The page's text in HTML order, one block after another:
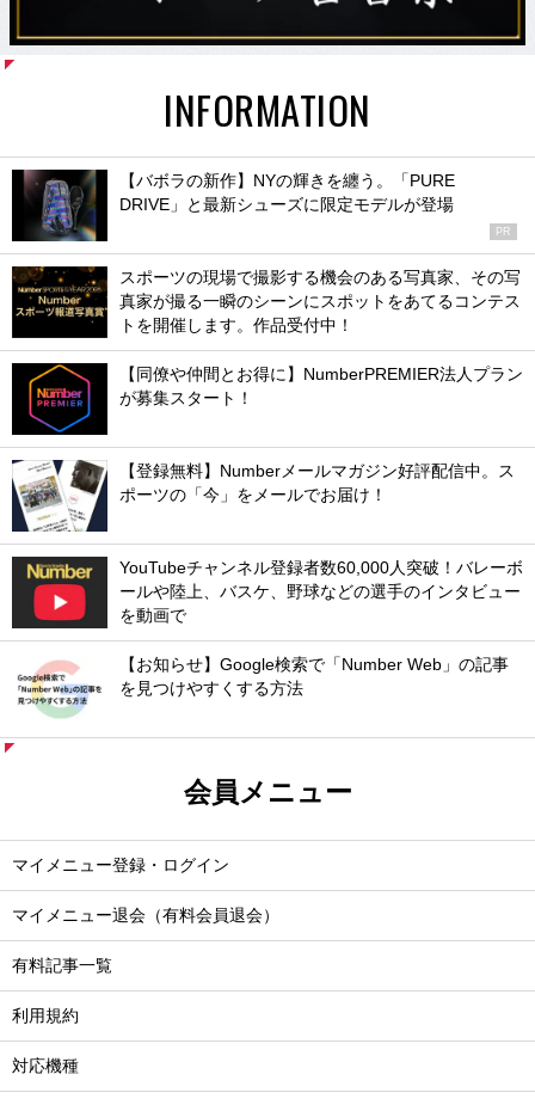
INFORMATION
【バボラの新作】NYの輝きを纏う。「PURE
DRIVE」と最新シューズに限定モデルが登場
PR
スポーツの現場で撮影する機会のある写真家、その写
真家が撮る一瞬のシーンにスポットをあてるコンテス
トを開催します。作品受付中！
【同僚や仲間とお得に】NumberPREMIER法人プラン
が募集スタート！
【登録無料】Numberメールマガジン好評配信中。ス
ポーツの「今」をメールでお届け！
YouTubeチャンネル登録者数60,000人突破！バレーボ
ールや陸上、バスケ、野球などの選手のインタビュー
を動画で
【お知らせ】Google検索で「Number Web」の記事
を見つけやすくする方法
会員メニュー
マイメニュー登録・ログイン
マイメニュー退会（有料会員退会）
有料記事一覧
利用規約
対応機種